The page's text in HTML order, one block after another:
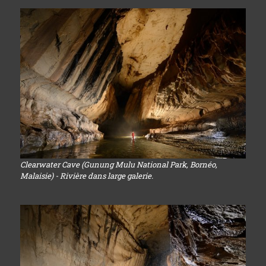
Clearwater Cave (Gunung Mulu National Park, Bornéo,
Malaisie) - Rivière dans large galerie.